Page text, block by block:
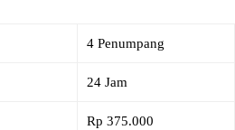
4 Penumpang
24 Jam
Rp 375.000